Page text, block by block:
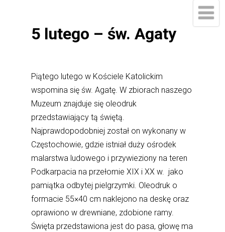
5 lutego – św. Agaty
Piątego lutego w Kościele Katolickim
wspomina się św. Agatę. W zbiorach naszego
Muzeum znajduje się oleodruk
przedstawiający tą świętą.
Najprawdopodobniej został on wykonany w
Częstochowie, gdzie istniał duży ośrodek
malarstwa ludowego i przywieziony na teren
Podkarpacia na przełomie XIX i XX w. jako
pamiątka odbytej pielgrzymki. Oleodruk o
formacie 55×40 cm naklejono na deskę oraz
oprawiono w drewniane, zdobione ramy.
Święta przedstawiona jest do pasa, głowę ma